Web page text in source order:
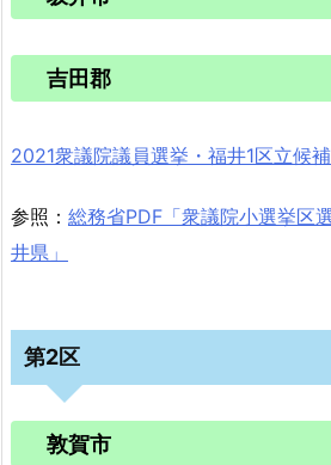
吉田郡
2021衆議院議員選挙・福井1区立候
参照： 総務省PDF「衆議院小選挙区
井県」
第2区
敦賀市